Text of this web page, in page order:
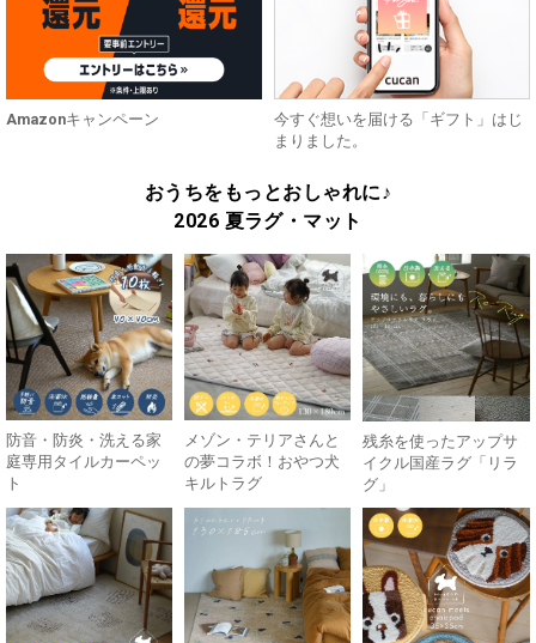
Amazonキャンペーン
今すぐ想いを届ける「ギフト」はじ
まりました。
おうちをもっとおしゃれに♪
2026 夏ラグ・マット
防音・防炎・洗える家
庭専用タイルカーペッ
ト
メゾン・テリアさんと
の夢コラボ！おやつ犬
キルトラグ
残糸を使ったアップサ
イクル国産ラグ「リラ
グ」